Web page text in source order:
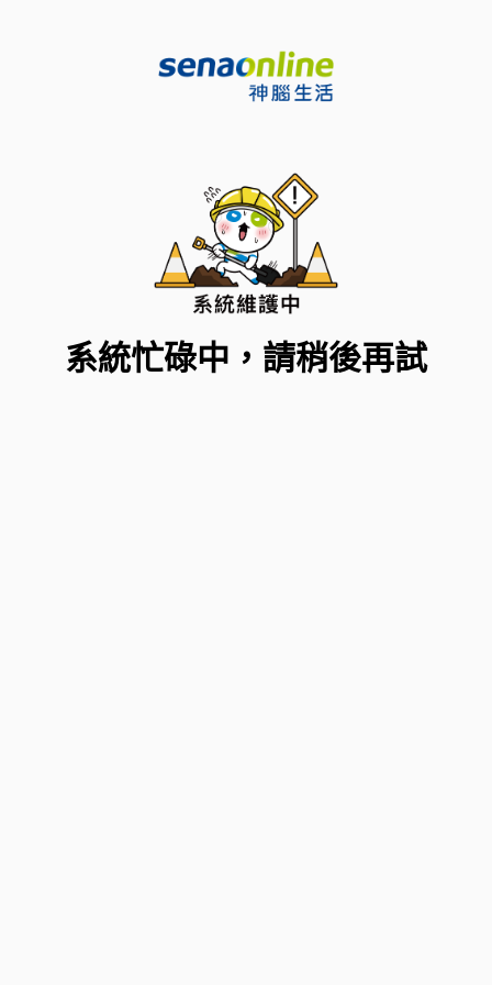
系統忙碌中，請稍後再試